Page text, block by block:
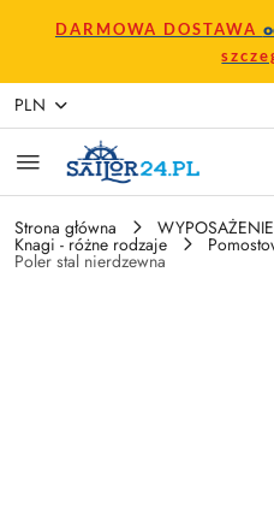
Przejdź do treści
Przejdź do
Przejdź do moje konto
Przejdź do menu
Przejdź do opisu
Przejdź do stopki
DARMOWA DOSTAWA
PLN
Strona główna
Knagi - różne rodzaje
Poler stal nierdzewna